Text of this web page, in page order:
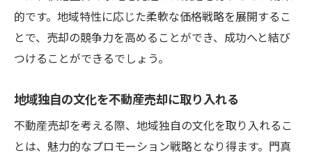
プロが教える門真市での売却のリスク回避
法
失敗を防ぐための門真市でのプロの知恵
性
プロの視点で見る門真市での売却成功への
道
的です。地域特性に応じた柔軟な価格戦略を展開するこ
とで、売却の競争力を高めることができ、成功へと結び
つけることができるでしょう。
地域独自の文化を不動産売却に取り入れる
不動産売却を考える際、地域独自の文化を取り入れるこ
とは、魅力的なプロモーション戦略となり得ます。門真